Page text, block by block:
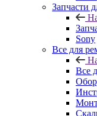
Sony
Все для
Все